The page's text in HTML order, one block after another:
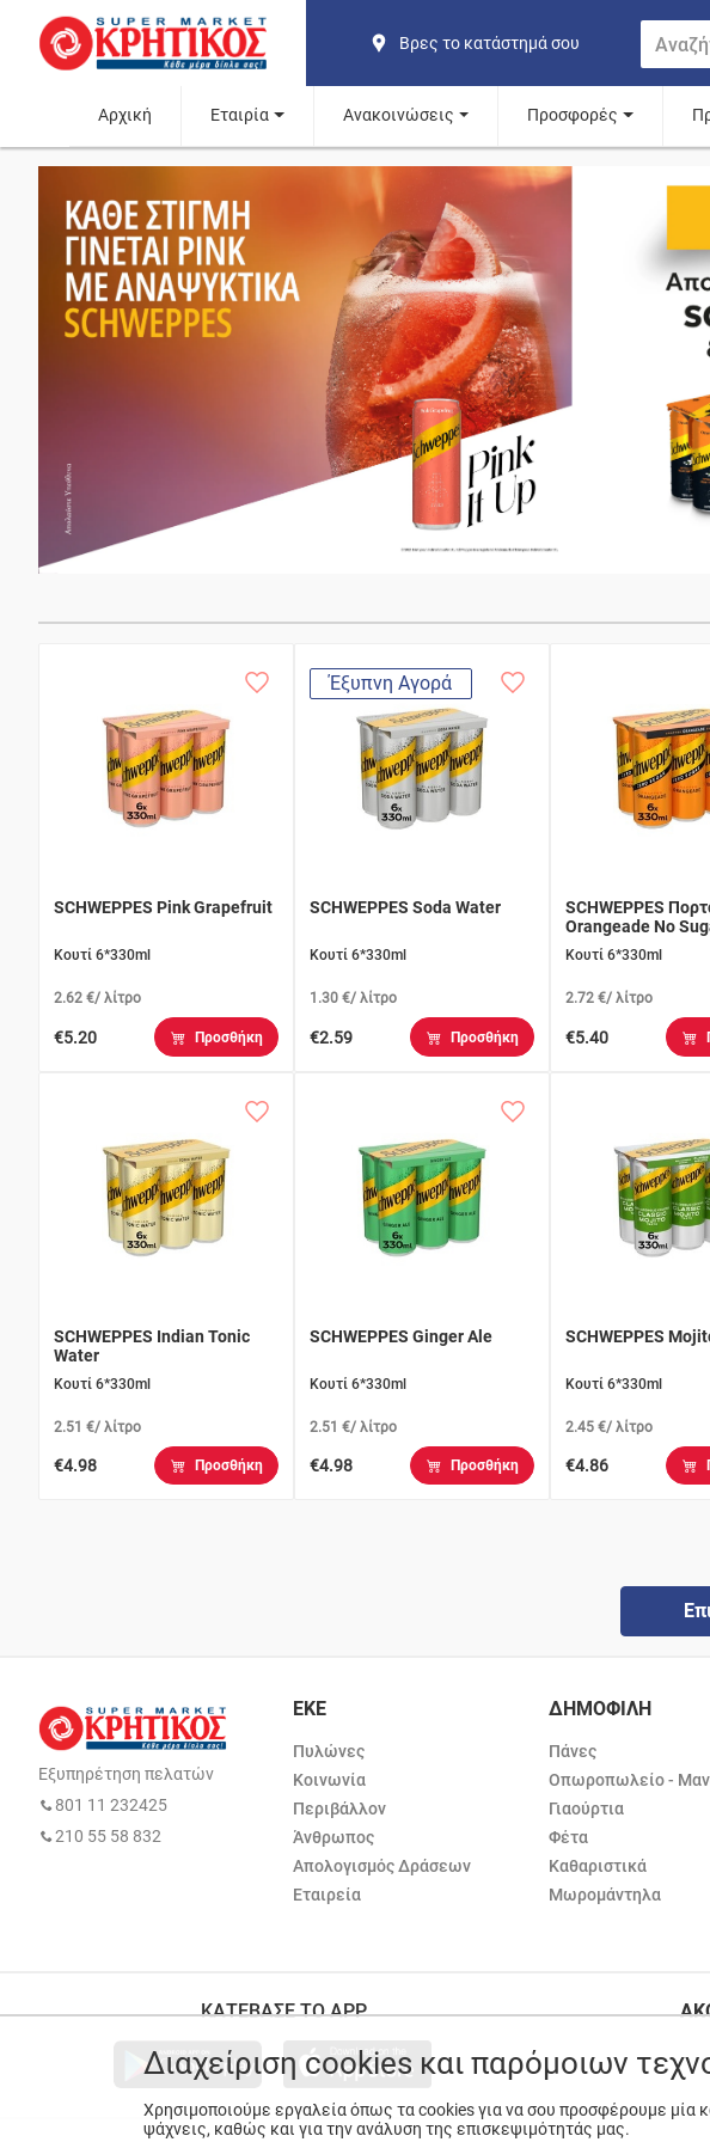
Βρες το κατάστημά σου
Αρχική Εταιρία Ανακοινώσεις Προσφορές
SCHWEPPES Pink Grapefruit
Κουτί 6*330ml
2.62 €/ λίτρο
€5.20 Προσθήκη
Έξυπνη Αγορά
SCHWEPPES Soda Water
Κουτί 6*330ml
1.30 €/ λίτρο
€2.59 Προσθήκη
SCHWEPPES
Orangeade No
Κουτί 6*330ml
2.72 €/ λίτρο
€5.40
SCHWEPPES Indian Tonic
Water
Κουτί 6*330ml
2.51 €/ λίτρο
€4.98 Προσθήκη
SCHWEPPES Ginger Ale
Κουτί 6*330ml
2.51 €/ λίτρο
€4.98 Προσθήκη
SCHWEPPES
Κουτί 6*330ml
2.45 €/ λίτρο
€4.86
Εξυπηρέτηση πελατών
801 11 232425
210 55 58 832
ΕΚΕ
Πυλώνες
Κοινωνία
Περιβάλλον
Άνθρωπος
Απολογισμός Δράσεων
Εταιρεία
ΔΗΜΟΦΙΛΗ
Πάνες
Οπωροπωλείο -
Γιαούρτια
Φέτα
Καθαριστικά
Μωρομάντηλα
ΚΑΤΕΒΑΣΕ ΤΟ APP
Διαχείριση cookies και παρόμοιων
Χρησιμοποιούμε εργαλεία όπως τα cookies για να σου προσφέρουμε
ψάχνεις, καθώς και για την ανάλυση της επισκεψιμότητάς μας.